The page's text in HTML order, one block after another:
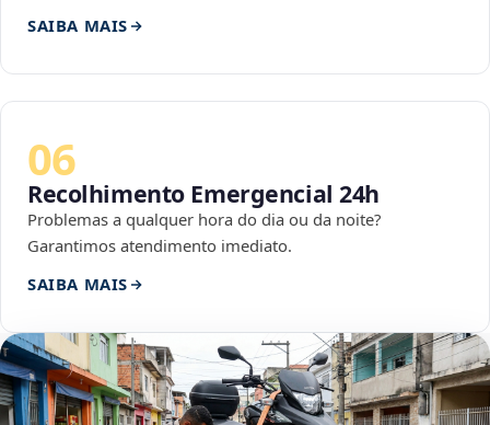
SAIBA MAIS
06
Recolhimento Emergencial 24h
Problemas a qualquer hora do dia ou da noite?
Garantimos atendimento imediato.
SAIBA MAIS